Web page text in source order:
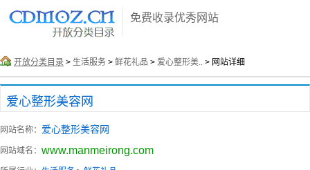
免费收录优秀网站
开放分类目录 > 生活服务 > 鲜花礼品 > 爱心整形美.. > 网站详细
爱心整形美容网
网站名称： 爱心整形美容网
网站域名： www.manmeirong.com